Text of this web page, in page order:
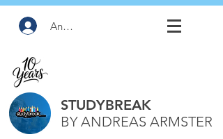
Anmelden
STUDYBREAK
BY ANDREAS ARMSTER